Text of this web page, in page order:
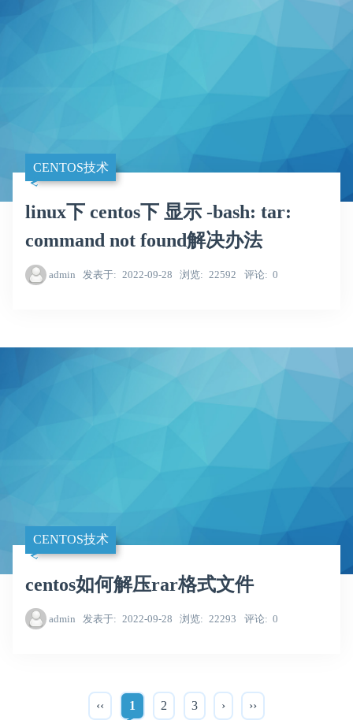
CENTOS技术
linux下 centos下 显示 -bash: tar:
command not found解决办法
admin 发表于 2022-09-28 浏览 22592 评论 0
CENTOS技术
centos如何解压rar格式文件
admin 发表于 2022-09-28 浏览 22293 评论 0
‹‹ 1 2 3 › ››